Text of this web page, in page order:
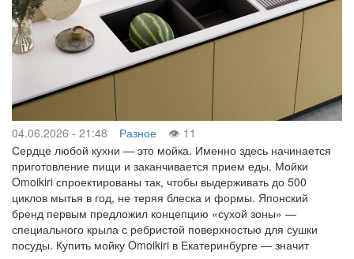
04.06.2026 - 21:48 Разное
11
Сердце любой кухни — это мойка. Именно здесь начинается
приготовление пищи и заканчивается прием еды. Мойки
Omoikiri спроектированы так, чтобы выдерживать до 500
циклов мытья в год, не теряя блеска и формы. Японский
бренд первым предложил концепцию «сухой зоны» —
специального крыла с ребристой поверхностью для сушки
посуды. Купить мойку Omoikiri в Екатеринбурге — значит